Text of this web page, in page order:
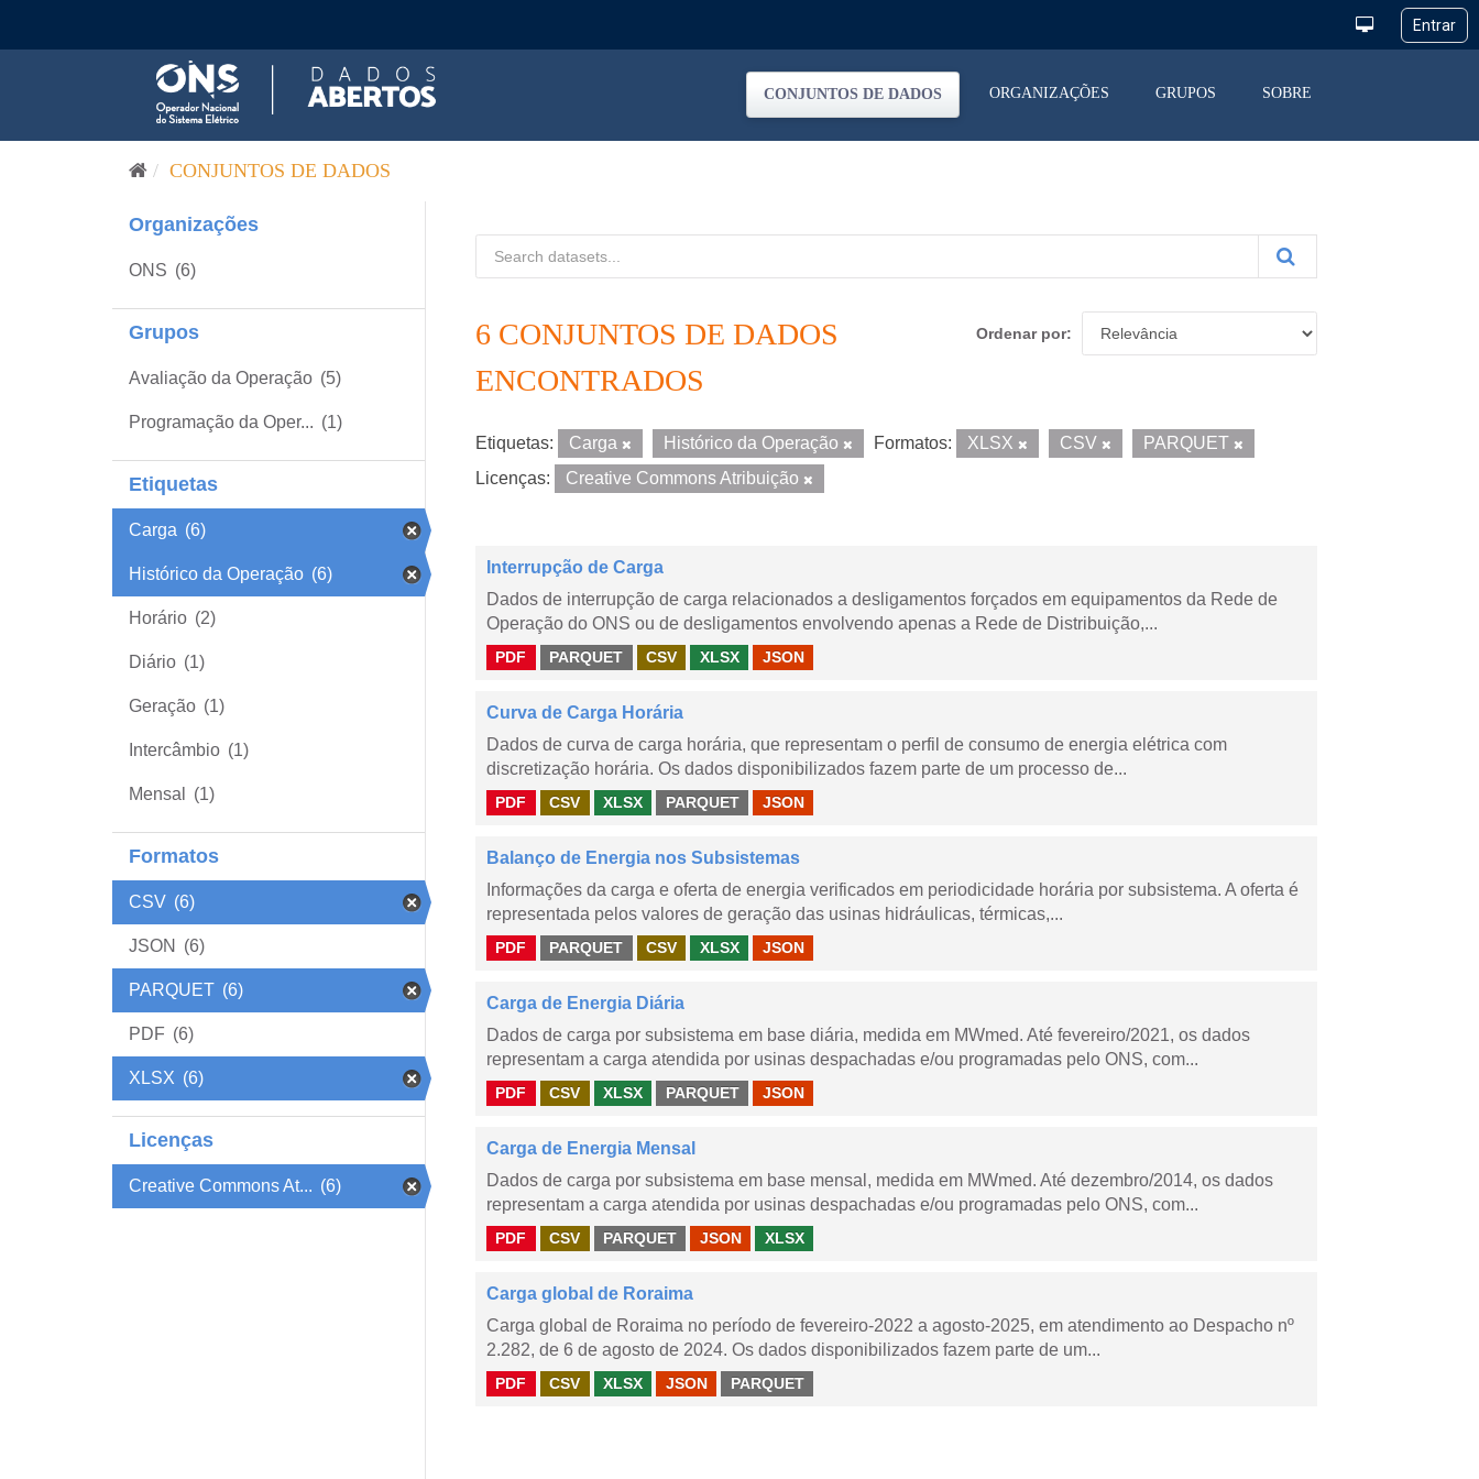
CONJUNTOS DE DADOS ORGANIZAÇÕES GRUPOS SOBRE
CONJUNTOS DE DADOS
Organizações
ONS (6)
Grupos
Avaliação da Operação (5)
Programação da Oper... (1)
Etiquetas
Carga (6)
Histórico da Operação (6)
Horário (2)
Diário (1)
Geração (1)
Intercâmbio (1)
Mensal (1)
Formatos
CSV (6)
JSON (6)
PARQUET (6)
PDF (6)
XLSX (6)
Licenças
Creative Commons At... (6)
Ordenar por
6 CONJUNTOS DE DADOS
ENCONTRADOS
Etiquetas: Carga Histórico da Operação Formatos: XLSX CSV
PARQUET
Licenças:
Creative Commons Atribuição
Interrupção de Carga
Dados de interrupção de carga relacionados a desligamentos forçados em equipamentos da Rede de
Operação do ONS ou de desligamentos envolvendo apenas a Rede de Distribuição,...
PDF PARQUET CSV XLSX JSON
Curva de Carga Horária
Dados de curva de carga horária, que representam o perfil de consumo de energia elétrica com
discretização horária. Os dados disponibilizados fazem parte de um processo de...
PDF CSV XLSX PARQUET JSON
Balanço de Energia nos Subsistemas
Informações da carga e oferta de energia verificados em periodicidade horária por subsistema. A oferta é
representada pelos valores de geração das usinas hidráulicas, térmicas,...
PDF PARQUET CSV XLSX JSON
Carga de Energia Diária
Dados de carga por subsistema em base diária, medida em MWmed. Até fevereiro/2021, os dados
representam a carga atendida por usinas despachadas e/ou programadas pelo ONS, com...
PDF CSV XLSX PARQUET JSON
Carga de Energia Mensal
Dados de carga por subsistema em base mensal, medida em MWmed. Até dezembro/2014, os dados
representam a carga atendida por usinas despachadas e/ou programadas pelo ONS, com...
PDF CSV PARQUET JSON XLSX
Carga global de Roraima
Carga global de Roraima no período de fevereiro-2022 a agosto-2025, em atendimento ao Despacho nº
2.282, de 6 de agosto de 2024. Os dados disponibilizados fazem parte de um...
PDF CSV XLSX JSON PARQUET